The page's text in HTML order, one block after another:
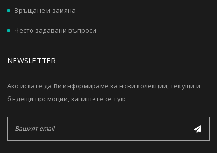
Връщане и замяна
Често задавани въпроси
NEWSLETTER
Ако искате да Ви информираме за нови колекции, текущи и
бъдещи промоции, запишете се тук: